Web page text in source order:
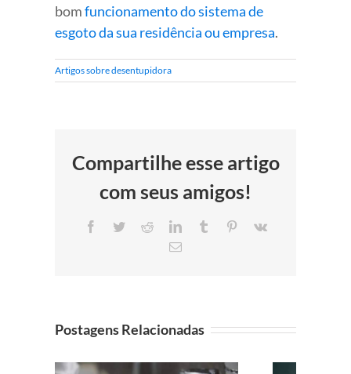
bomfuncionamento do sistema de
esgoto da sua residência ou empresa.
Artigos sobre desentupidora
Compartilhe esse artigo
com seus amigos!
Facebook
TwitterRedditLinkedInTumblr Pinterest
Vk
E-
Postagens Relacionadas